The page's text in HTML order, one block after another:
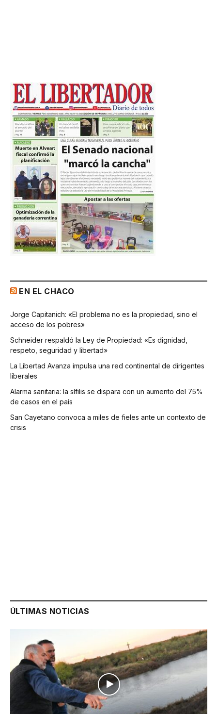
EN EL CHACO
Jorge Capitanich: «El problema no es la propiedad, sino el
acceso de los pobres»
Schneider respaldó la Ley de Propiedad: «Es dignidad,
respeto, seguridad y libertad»
La Libertad Avanza impulsa una red continental de dirigentes
liberales
Alarma sanitaria: la sífilis se dispara con un aumento del 75%
de casos en el país
San Cayetano convoca a miles de fieles ante un contexto de
crisis
ÚLTIMAS NOTICIAS